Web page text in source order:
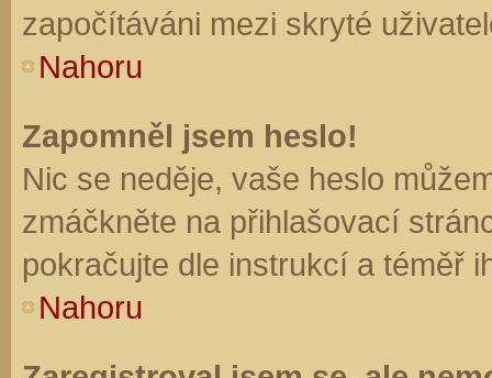
započítáváni mezi skryté
Nahoru
Zapomněl jsem heslo!
Nic se neděje, vaše heslo
zmáčkněte na přihlašovací
pokračujte dle instrukcí a téměř
Nahoru